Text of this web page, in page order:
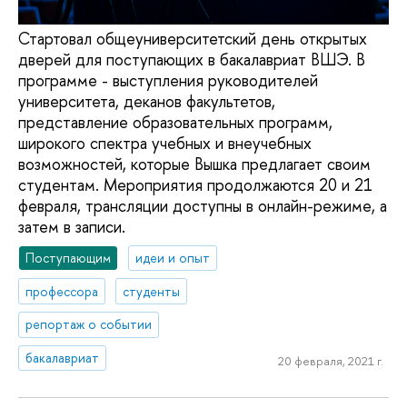
Стартовал общеуниверситетский день открытых
дверей для поступающих в бакалавриат ВШЭ. В
программе - выступления руководителей
университета, деканов факультетов,
представление образовательных программ,
широкого спектра учебных и внеучебных
возможностей, которые Вышка предлагает своим
студентам. Мероприятия продолжаются 20 и 21
февраля, трансляции доступны в онлайн-режиме, а
затем в записи.
Поступающим
идеи и опыт
профессора
студенты
репортаж о событии
бакалавриат
20 февраля, 2021 г.